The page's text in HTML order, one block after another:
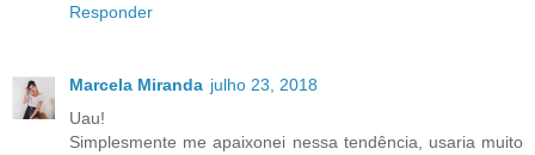
Responder
Marcela Miranda julho 23, 2018
Uau!
Simplesmente me apaixonei nessa tendência, usaria muito